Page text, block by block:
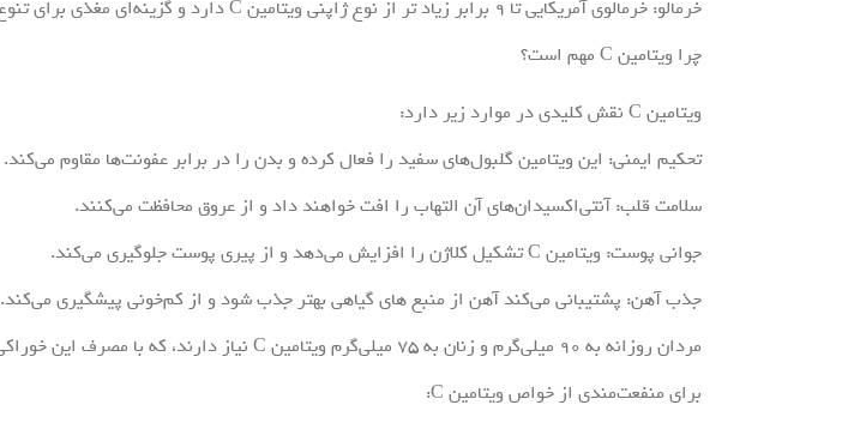
خرمالو: خرمالوی آمریکایی تا ۹ برابر زیاد تر از نوع ژاپنی ویتامین C دارد و گزینه‌ای مغذی برای تنوع است.
چرا ویتامین C مهم است؟
ویتامین C نقش کلیدی در موارد زیر دارد:
تحکیم ایمنی: این ویتامین گلبول‌های سفید را فعال کرده و بدن را در برابر عفونت‌ها مقاوم می‌کند.
سلامت قلب: آنتی‌اکسیدان‌های آن التهاب را افت خواهند داد و از عروق محافظت می‌کنند.
جوانی پوست: ویتامین C تشکیل کلاژن را افزایش می‌دهد و از پیری پوست جلوگیری می‌کند.
جذب آهن: پشتیبانی می‌کند آهن از منبع های گیاهی بهتر جذب شود و از کم‌خونی پیشگیری می‌کند.
مردان روزانه به ۹۰ میلی‌گرم و زنان به ۷۵ میلی‌گرم ویتامین C نیاز دارند، که با مصرف این خوراکی‌ها به‌راحتی فراهم می‌شود.
برای منفعت‌مندی از خواص ویتامین C: